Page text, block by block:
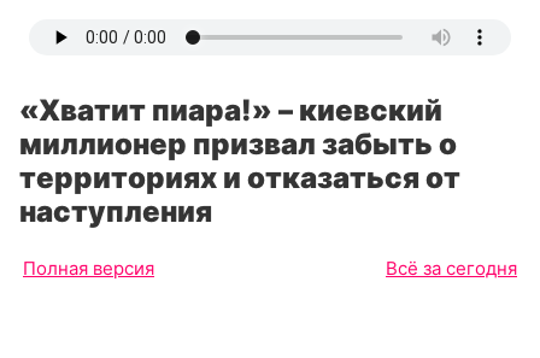
«Хватит пиара!» – киевский
миллионер призвал забыть о
территориях и отказаться от
наступления
Полная версия Всё за сегодня